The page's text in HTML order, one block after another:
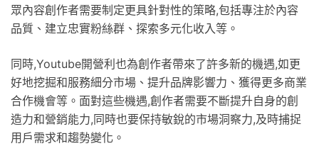
眾內容創作者需要制定更具針對性的策略,包括專注於內容
品質、建立忠實粉絲群、探索多元化收入等。
同時,Youtube開營利也為創作者帶來了許多新的機遇,如更
好地挖掘和服務細分市場、提升品牌影響力、獲得更多商業
合作機會等。面對這些機遇,創作者需要不斷提升自身的創
造力和營銷能力,同時也要保持敏銳的市場洞察力,及時捕捉
用戶需求和趨勢變化。